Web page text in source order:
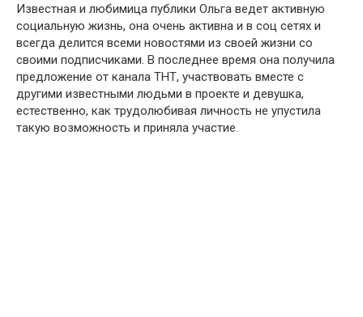
Известная и любимица публики Ольга ведет активную
социальную жизнь, она очень активна и в соц сетях и
всегда делится всеми новостями из своей жизни со
своими подписчиками. В последнее время она получила
предложение от канала ТНТ, участвовать вместе с
другими известными людьми в проекте и девушка,
естественно, как трудолюбивая личность не упустила
такую возможность и приняла участие.